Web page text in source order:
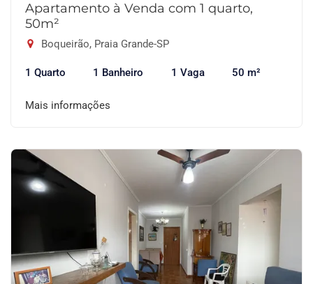
Apartamento à Venda com 1 quarto,
50m²
Boqueirão, Praia Grande-SP
1 Quarto 1 Banheiro 1 Vaga 50 m²
Mais informações